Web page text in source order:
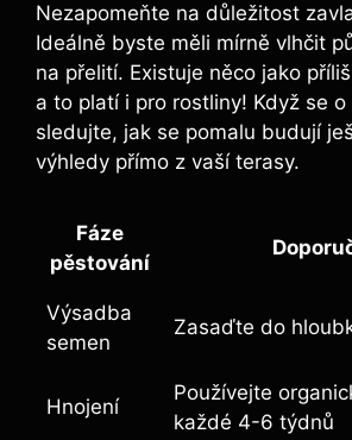
Nezapomeňte na důležitost
Ideálně byste měli mírně vlhčit
na přelití. Existuje něco jako
a to platí i pro rostliny! Když se
sledujte, jak se pomalu budují
výhledy přímo z vaší terasy.
Fáze
pěstování
Výsadba
semen
Zasaďte do
Hnojení
Používejte
každé 4-6 týdnů